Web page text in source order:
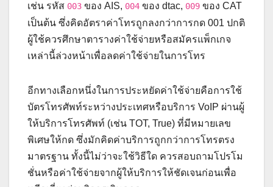
เช่น รหัส 003 ของ AIS, 004 ของ dtac, 009 ของ CAT
เป็นต้น ซึ่งคิดอัตราค่าโทรถูกลงกว่าการกด 001 ปกติ
ผู้ใช้ควรศึกษาตารางค่าใช้จ่ายหรือสมัครแพ็กเกจ
เหล่านี้ล่วงหน้าเพื่อลดค่าใช้จ่ายในการโทร
อีกทางเลือกหนึ่งในการประหยัดค่าใช้จ่ายคือการใช้
บัตรโทรศัพท์ระหว่างประเทศหรือบริการ VoIP ผ่านผู้
ให้บริการโทรศัพท์ (เช่น TOT, True) ที่มีหมายเลข
พิเศษให้กด ซึ่งมักคิดค่าบริการถูกกว่าการโทรตรง
มาตรฐาน ทั้งนี้ไม่ว่าจะใช้วิธีใด ควรสอบถามโปรโม
ชั่นหรือค่าใช้จ่ายจากผู้ให้บริการให้ชัดเจนก่อนเพื่อ